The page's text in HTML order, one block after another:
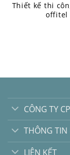
Thiết kế thi
offitel
CÔNG TY
THÔNG TIN
LIÊN KẾT